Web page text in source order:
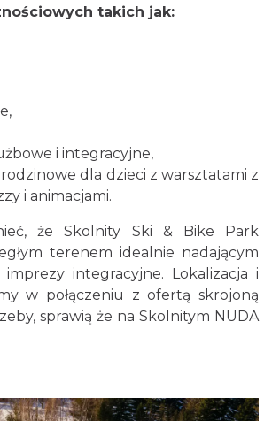
takich jak:
i integracyjne,
dla dzieci z warsztatami z
i animacjami.
że Skolnity Ski & Bike Park
terenem idealnie nadającym
integracyjne. Lokalizacja i
w połączeniu z ofertą skrojoną
sprawią że na Skolnitym NUDA